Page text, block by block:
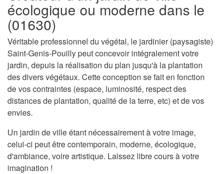
écologique ou moderne dans le
(01630)
Véritable professionnel du végétal, le jardinier (paysagiste)
Saint-Genis-Pouilly peut concevoir intégralement votre
jardin, depuis la réalisation du plan jusqu'à la plantation
des divers végétaux. Cette conception se fait en fonction
de vos contraintes (espace, luminosité, respect des
distances de plantation, qualité de la terre, etc) et de vos
envies.
Un jardin de ville étant nécessairement à votre image,
celui-ci peut être contemporain, moderne, écologique,
d'ambiance, voire artistique. Laissez libre cours à votre
imagination !